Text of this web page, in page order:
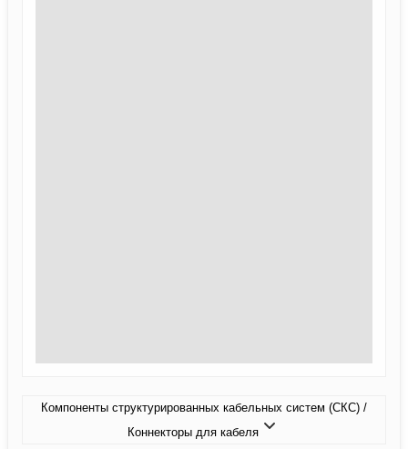
Компоненты структурированных кабельных систем (СКС) /
Коннекторы для кабеля